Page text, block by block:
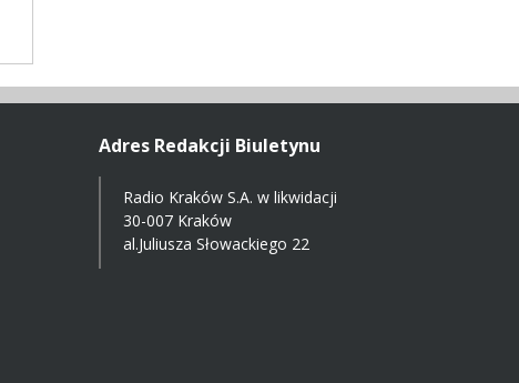
Adres Redakcji Biuletynu
Radio Kraków S.A. w likwidacji
30-007 Kraków
al.Juliusza Słowackiego 22